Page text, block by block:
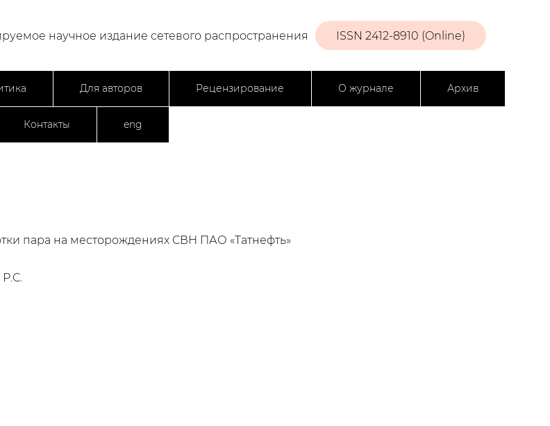
ISSN 2412-8910 (Online)
научное издание сетевого распространения
Для авторов Рецензирование О журнале Архив
Контакты eng
пара на месторождениях СВН ПАО «Татнефть»